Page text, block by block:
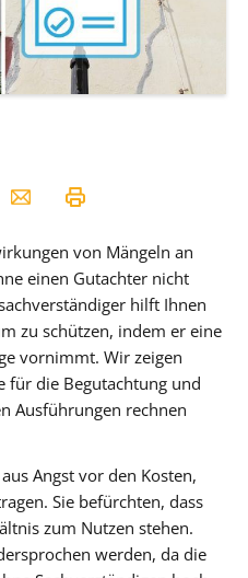
von Mängeln an
einen Gutachter nicht
hilft Ihnen
zu schützen, indem er eine
vornimmt. Wir zeigen
für die Begutachtung und
Ausführungen rechnen
Angst vor den Kosten,
Sie befürchten, dass
zum Nutzen stehen.
werden, da die